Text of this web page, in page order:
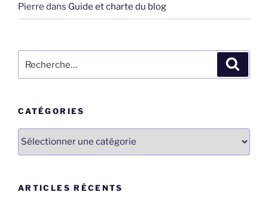
Pierre dans Guide et charte du blog
pour
CATÉGORIES
Catégories
ARTICLES RÉCENTS